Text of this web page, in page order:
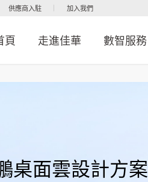
供應商入駐 加入我們
頁 走進佳華 數智服務
桌面雲設計方案